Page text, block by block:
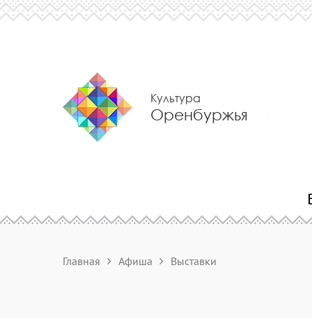
Культура
Оренбуржья
Главная Афиша Выставки